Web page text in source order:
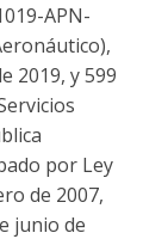
APN-
2019, y 599
por Ley
de 2007,
junio de